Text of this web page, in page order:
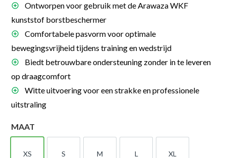
Ontworpen voor gebruik met de Arawaza WKF
kunststof borstbeschermer
Comfortabele pasvorm voor optimale
bewegingsvrijheid tijdens training en wedstrijd
Biedt betrouwbare ondersteuning zonder in te leveren
op draagcomfort
Witte uitvoering voor een strakke en professionele
uitstraling
MAAT
XS S M L XL